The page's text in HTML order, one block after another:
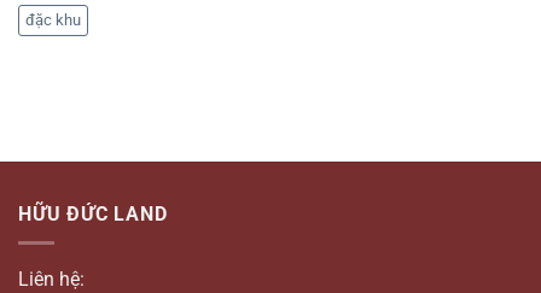
đặc khu
HỮU ĐỨC LAND
Liên hệ: